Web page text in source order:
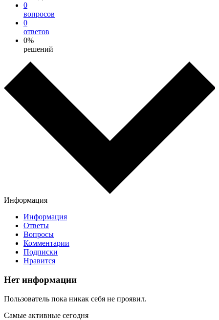
0
вопросов
0
ответов
0%
решений
Информация
Информация
Ответы
Вопросы
Комментарии
Подписки
Нравится
Нет информации
Пользователь пока никак себя не проявил.
Самые активные сегодня